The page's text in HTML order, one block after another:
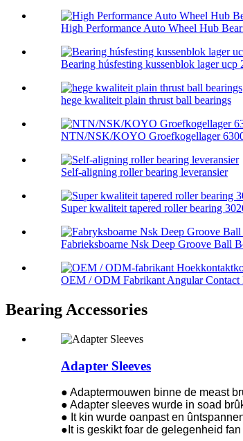
High Performance Auto Wheel Hub
Bearing húsfesting kussenblok lager ucp
hege kwaliteit plain thrust ball bearings
NTN/NSK/KOYO Groefkogellager
Self-aligning roller bearing leveransier
Super kwaliteit tapered roller bearing
Fabrieksboarne Nsk Deep Groove Ball
OEM / ODM Fabrikant Angular Contact
Bearing Accessories
Adapter Sleeves
● Adaptermouwen binne de meast
● Adapter sleeves wurde in soad
● It kin wurde oanpast en
●It is geskikt foar de gelegenheid